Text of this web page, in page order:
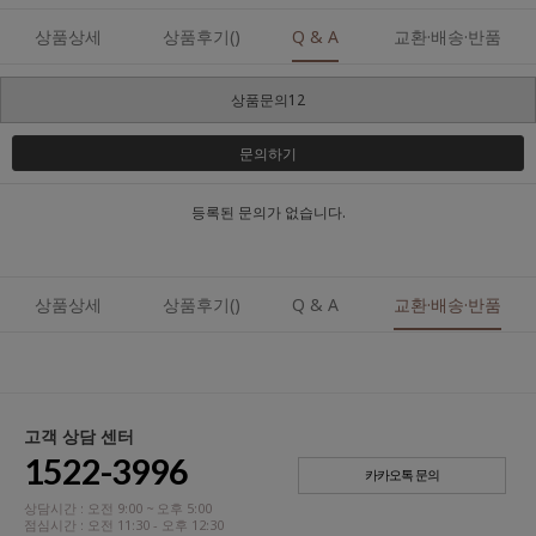
상품상세 상품후기() Q & A 교환·배송·반품
상품문의12
문의하기
등록된 문의가 없습니다.
상품상세 상품후기() Q & A 교환·배송·반품
고객 상담 센터
1522-3996
상담시간 : 오전 9:00 ~ 오후 5:00
점심시간 : 오전 11:30 - 오후 12:30
카카오톡 문의